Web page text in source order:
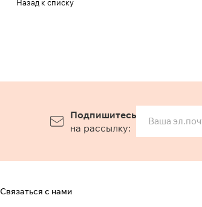
Назад к списку
Подпишитесь
на рассылку:
Связаться с нами